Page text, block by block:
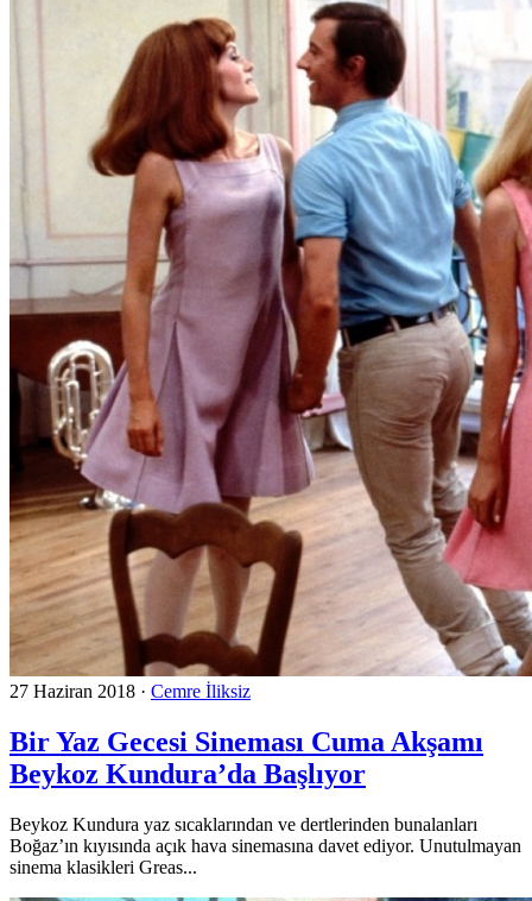
27 Haziran 2018 · Cemre İliksiz
Bir Yaz Gecesi Sineması Cuma Akşamı
Beykoz Kundura’da Başlıyor
Beykoz Kundura yaz sıcaklarından ve dertlerinden bunalanları
Boğaz’ın kıyısında açık hava sinemasına davet ediyor. Unutulmayan
sinema klasikleri Greas...